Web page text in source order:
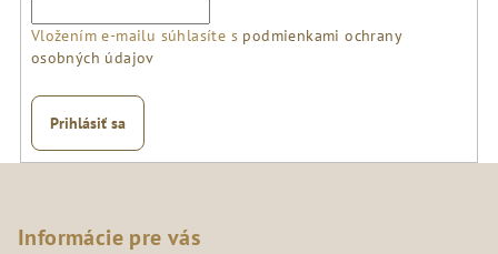
Vložením e-mailu súhlasíte s podmienkami ochrany
osobných údajov
Prihlásiť sa
Informácie pre vás